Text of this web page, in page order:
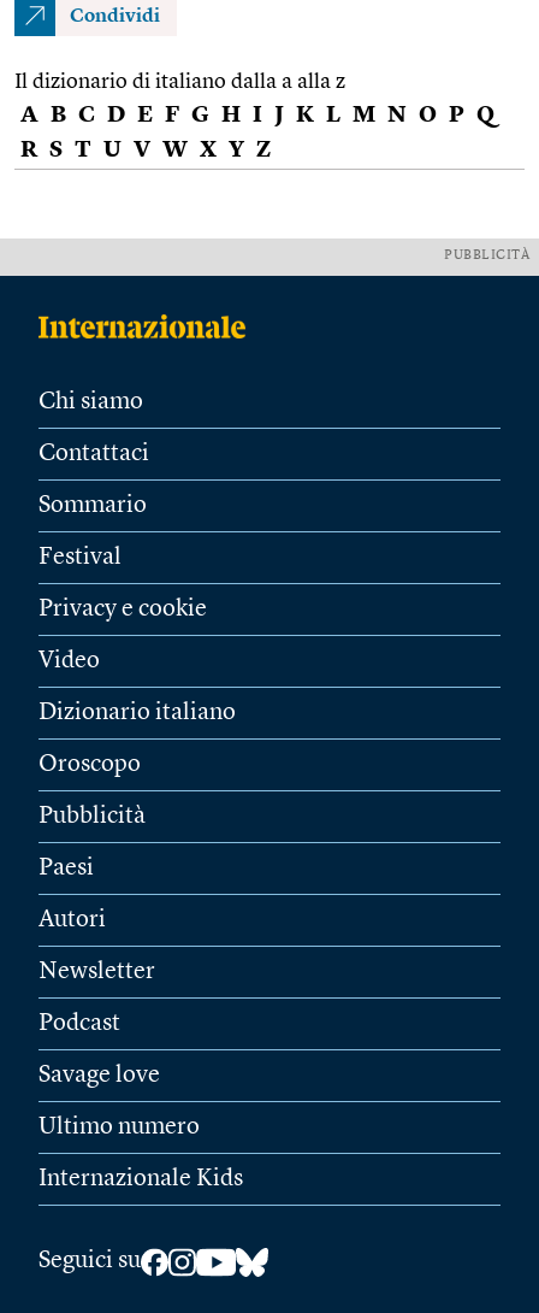
Condividi
Il dizionario di italiano dalla a alla z
A B C D E F G H I J K L M N O P Q
R S T U V W X Y Z
PUBBLICITÀ
Chi siamo
Contattaci
Sommario
Festival
Privacy e cookie
Video
Dizionario italiano
Oroscopo
Pubblicità
Paesi
Autori
Newsletter
Podcast
Savage love
Ultimo numero
Internazionale Kids
Seguici su